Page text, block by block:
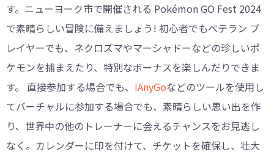
す。ニューヨーク市で開催される Pokémon GO Fest 2024
で素晴らしい冒険に備えましょう! 初心者でもベテラン プ
レイヤーでも、ネクロズマやマーシャドーなどの珍しいポ
ケモンを捕まえたり、特別なボーナスを楽しんだりできま
す。 直接参加する場合でも、 iAnyGoなどのツールを使用し
てバーチャルに参加する場合でも、素晴らしい思い出を作
り、世界中の他のトレーナーに会えるチャンスをお見逃し
なく。カレンダーに印を付けて、チケットを確保し、壮大